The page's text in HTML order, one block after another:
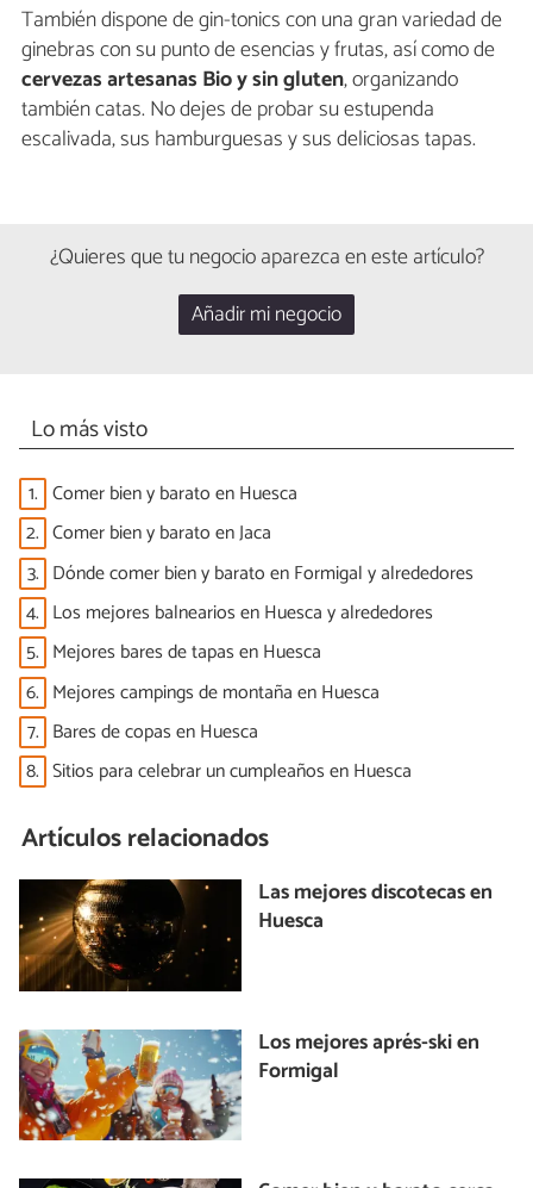
También dispone de gin-tonics con una gran variedad de
ginebras con su punto de esencias y frutas, así como de
cervezas artesanas Bio y sin gluten, organizando
también catas. No dejes de probar su estupenda
escalivada, sus hamburguesas y sus deliciosas tapas.
¿Quieres que tu negocio aparezca en este artículo?
Añadir mi negocio
Lo más visto
1. Comer bien y barato en Huesca
2. Comer bien y barato en Jaca
3. Dónde comer bien y barato en Formigal y alrededores
4. Los mejores balnearios en Huesca y alrededores
5. Mejores bares de tapas en Huesca
6. Mejores campings de montaña en Huesca
7. Bares de copas en Huesca
8. Sitios para celebrar un cumpleaños en Huesca
Artículos relacionados
Las mejores discotecas en
Huesca
Los mejores aprés-ski en
Formigal